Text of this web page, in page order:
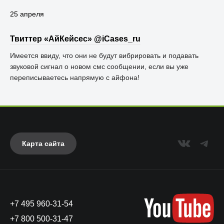
25 апреля
Твиттер «АйКейсес» ‏@iCases_ru
Имеется ввиду, что они не будут вибрировать и подавать
звуковой сигнал о новом смс сообщении, если вы уже
переписываетесь напрямую с айфона!
Карта сайта
+7 495 960-31-54
+7 800 500-31-47